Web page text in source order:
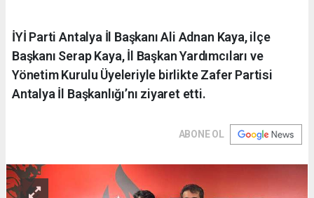
İYİ Parti Antalya İl Başkanı Ali Adnan Kaya, ilçe
Başkanı Serap Kaya, İl Başkan Yardımcıları ve
Yönetim Kurulu Üyeleriyle birlikte Zafer Partisi
Antalya İl Başkanlığı’nı ziyaret etti.
ABONE OL